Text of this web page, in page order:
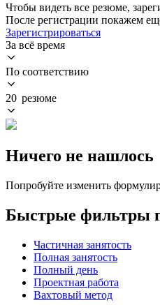
Чтобы видеть все резюме,
После регистрации покажем
Зарегистрироваться
За всё время
По соответствию
20 резюме
Ничего не нашлось
Попробуйте изменить
Быстрые фильтры
Частичная занятость
Полная занятость
Полный день
Проектная работа
Вахтовый метод